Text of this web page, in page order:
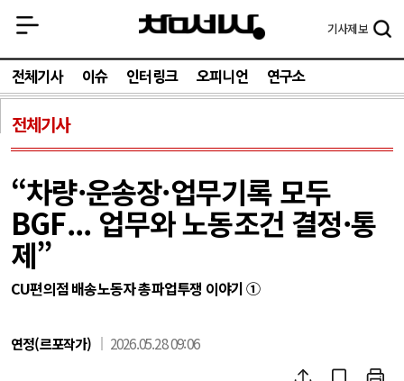
기사제보
전체기사 이슈 인터링크 오피니언 연구소
전체기사
“차량·운송장·업무기록 모두
BGF... 업무와 노동조건 결정·통
제”
CU편의점 배송노동자 총파업투쟁 이야기 ①
연정(르포작가) 2026.05.28 09:06